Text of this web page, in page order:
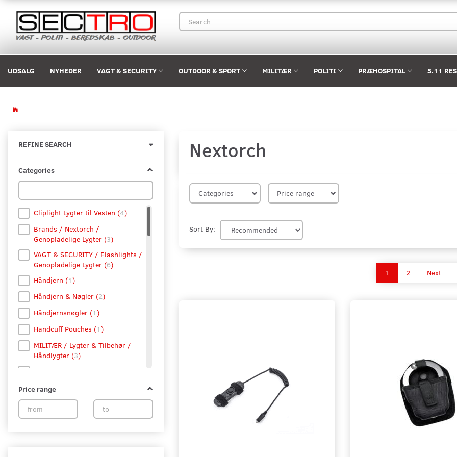
UDSALG NYHEDER VAGT & SECURITY OUTDOOR & SPORT MILITÆR POLITI PRÆHOSPITAL 5.11
REFINE SEARCH
Categories
Cliplight Lygter til Vesten (4)
Brands / Nextorch /
Genopladelige Lygter (3)
VAGT & SECURITY / Flashlights /
Genopladelige Lygter (6)
Håndjern (1)
Håndjern & Nøgler (2)
Håndjernsnøgler (1)
Handcuff Pouches (1)
MILITÆR / Lygter & Tilbehør /
Håndlygter (3)
POLITI / Håndlygter
Brands / Nextorch / Håndlygter
Price range
Nextorch
Categories Price range
Sort By:
1 2 Next